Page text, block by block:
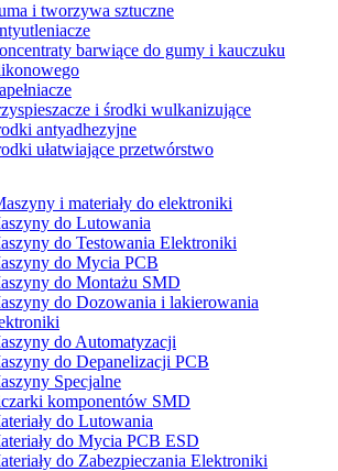
i tworzywa sztuczne
barwiące do gumy i kauczuku
i środki wulkanizujące
antyadhezyjne
ułatwiające przetwórstwo
i materiały do elektroniki
do Lutowania
do Testowania Elektroniki
do Mycia PCB
do Montażu SMD
do Dozowania i lakierowania
do Automatyzacji
do Depanelizacji PCB
Specjalne
komponentów SMD
do Lutowania
do Mycia PCB ESD
do Zabezpieczania Elektroniki